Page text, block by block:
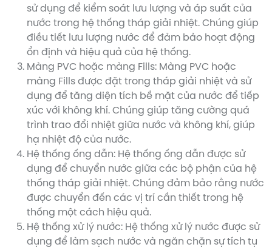
sử dụng để kiểm soát lưu lượng và áp suất của
nước trong hệ thống tháp giải nhiệt. Chúng giúp
điều tiết lưu lượng nước để đảm bảo hoạt động
ổn định và hiệu quả của hệ thống.
Màng PVC hoặc màng Fills: Màng PVC hoặc
màng Fills được đặt trong tháp giải nhiệt và sử
dụng để tăng diện tích bề mặt của nước để tiếp
xúc với không khí. Chúng giúp tăng cường quá
trình trao đổi nhiệt giữa nước và không khí, giúp
hạ nhiệt độ của nước.
Hệ thống ống dẫn: Hệ thống ống dẫn được sử
dụng để chuyển nước giữa các bộ phận của hệ
thống tháp giải nhiệt. Chúng đảm bảo rằng nước
được chuyển đến các vị trí cần thiết trong hệ
thống một cách hiệu quả.
Hệ thống xử lý nước: Hệ thống xử lý nước được sử
dụng để làm sạch nước và ngăn chặn sự tích tụ